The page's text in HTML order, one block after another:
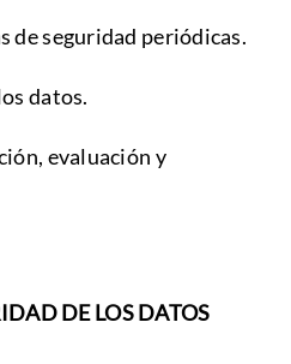
de seguridad periódicas.
datos.
evaluación y
DE LOS DATOS